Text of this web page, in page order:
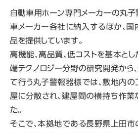
自動車用ホーン専門メーカーの丸子
車メーカー各社に納入するほか、国
品を提供しています。
高機能、高品質、低コストを基本と
端テクノロジー分野の研究開発から
て行う丸子警報器様では、敷地内の
屋に分散され、建屋間の横持ち作業
た。
そこで、本拠地である長野県上田市